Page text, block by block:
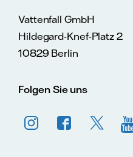
Vattenfall GmbH
Hildegard-Knef-Platz 2
10829 Berlin
Folgen Sie uns